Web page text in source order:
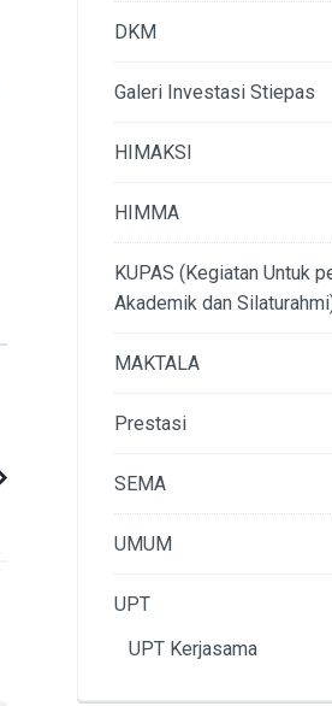
DKM
Galeri Investasi Stiepas
HIMAKSI
HIMMA
KUPAS (Kegiatan Untuk
Akademik dan
MAKTALA
Prestasi
SEMA
UMUM
UPT
UPT Kerjasama